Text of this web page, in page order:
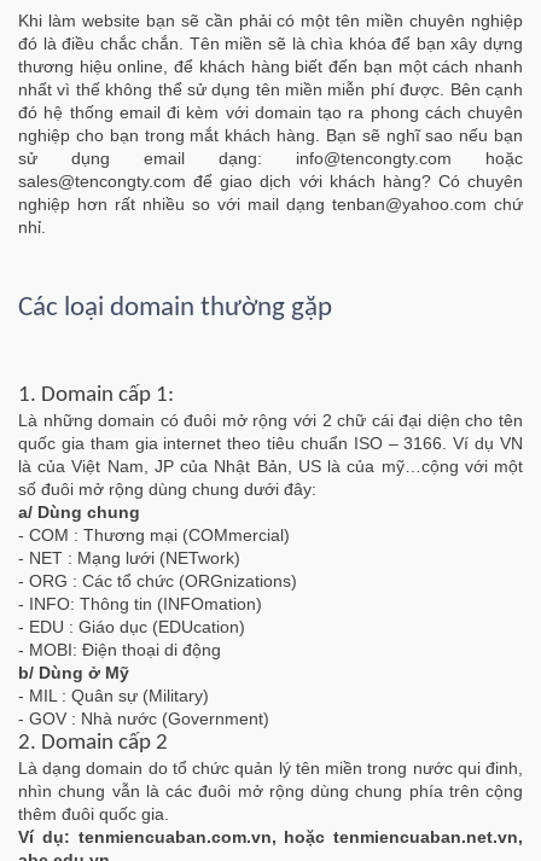
Khi làm website bạn sẽ cần phải có một tên miền chuyên nghiệp
đó là điều chắc chắn. Tên miền sẽ là chìa khóa để bạn xây dựng
thương hiệu online, để khách hàng biết đến bạn một cách nhanh
nhất vì thế không thể sử dụng tên miền miễn phí được. Bên cạnh
đó hệ thống email đi kèm với domain tạo ra phong cách chuyên
nghiệp cho bạn trong mắt khách hàng. Bạn sẽ nghĩ sao nếu bạn
sử dụng email dạng: info@tencongty.com hoặc
sales@tencongty.com để giao dịch với khách hàng? Có chuyên
nghiệp hơn rất nhiều so với mail dạng tenban@yahoo.com chứ
nhỉ.
Các loại domain thường gặp
1. Domain cấp 1:
Là những domain có đuôi mở rộng với 2 chữ cái đại diện cho tên
quốc gia tham gia internet theo tiêu chuẩn ISO – 3166. Ví dụ VN
là của Việt Nam, JP của Nhật Bản, US là của mỹ…cộng với một
số đuôi mở rộng dùng chung dưới đây:
a/ Dùng chung
- COM : Thương mại (COMmercial)
- NET : Mạng lưới (NETwork)
- ORG : Các tổ chức (ORGnizations)
- INFO: Thông tin (INFOmation)
- EDU : Giáo dục (EDUcation)
- MOBI: Điện thoại di động
b/ Dùng ở Mỹ
- MIL : Quân sự (Military)
- GOV : Nhà nước (Government)
2. Domain cấp 2
Là dạng domain do tổ chức quản lý tên miền trong nước qui đinh,
nhìn chung vẫn là các đuôi mở rộng dùng chung phía trên cộng
thêm đuôi quốc gia.
Ví dụ: tenmiencuaban.com.vn, hoặc tenmiencuaban.net.vn,